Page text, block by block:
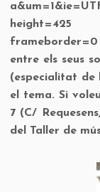
height=425
entre els seus
(especialitat de
el tema. Si
7 (C/
del Taller de